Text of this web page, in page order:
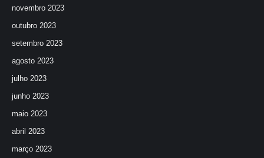
novembro 2023
outubro 2023
setembro 2023
agosto 2023
julho 2023
junho 2023
maio 2023
abril 2023
março 2023